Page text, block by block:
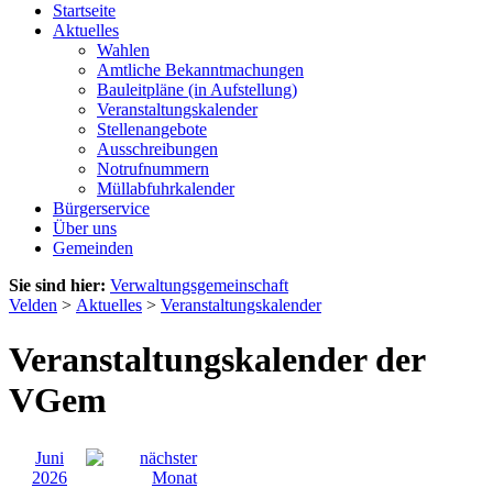
Startseite
Aktuelles
Wahlen
Amtliche Bekanntmachungen
Bauleitpläne (in Aufstellung)
Veranstaltungskalender
Stellenangebote
Ausschreibungen
Notrufnummern
Müllabfuhrkalender
Bürgerservice
Über uns
Gemeinden
Sie sind hier: Verwaltungsgemeinschaft
Velden > Aktuelles > Veranstaltungskalender
Veranstaltungskalender der
VGem
Juni
2026